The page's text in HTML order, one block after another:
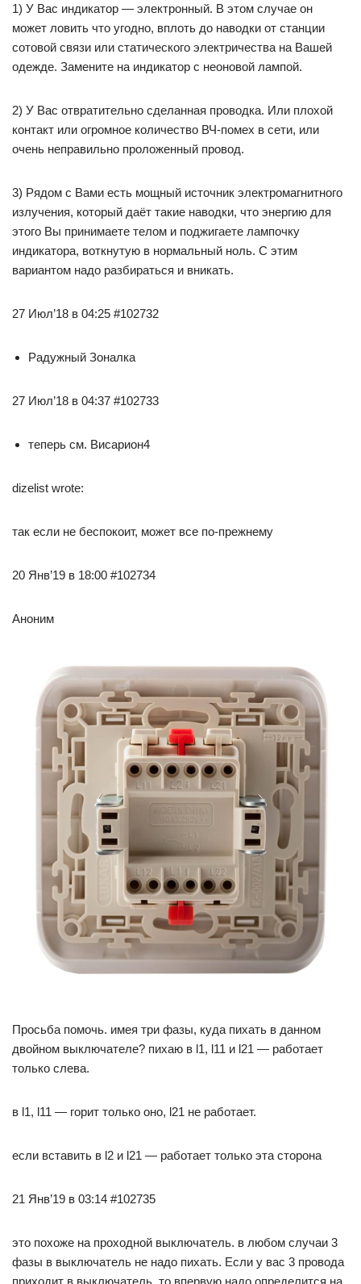
1) У Вас индикатор — электронный. В этом случае он
может ловить что угодно, вплоть до наводки от станции
сотовой связи или статического электричества на Вашей
одежде. Замените на индикатор с неоновой лампой.
2) У Вас отвратительно сделанная проводка. Или плохой
контакт или огромное количество ВЧ-помех в сети, или
очень неправильно проложенный провод.
3) Рядом с Вами есть мощный источник электромагнитного
излучения, который даёт такие наводки, что энергию для
этого Вы принимаете телом и поджигаете лампочку
индикатора, воткнутую в нормальный ноль. С этим
вариантом надо разбираться и вникать.
27 Июл’18 в 04:25 #102732
Радужный Зоналка
27 Июл’18 в 04:37 #102733
теперь см. Висариoн4
dizelist wrote:
так если не беспокоит, может все по-прежнему
20 Янв’19 в 18:00 #102734
Аноним
Просьба помочь. имея три фазы, куда пихать в данном
двойном выключателе? пихаю в l1, l11 и l21 — работает
только слева.
в l1, l11 — горит только оно, l21 не работает.
если вставить в l2 и l21 — работает только эта сторона
21 Янв’19 в 03:14 #102735
это похоже на проходной выключатель. в любом случаи 3
фазы в выключатель не надо пихать. Если у вас 3 провода
приходит в выключатель, то впервую надо определится на